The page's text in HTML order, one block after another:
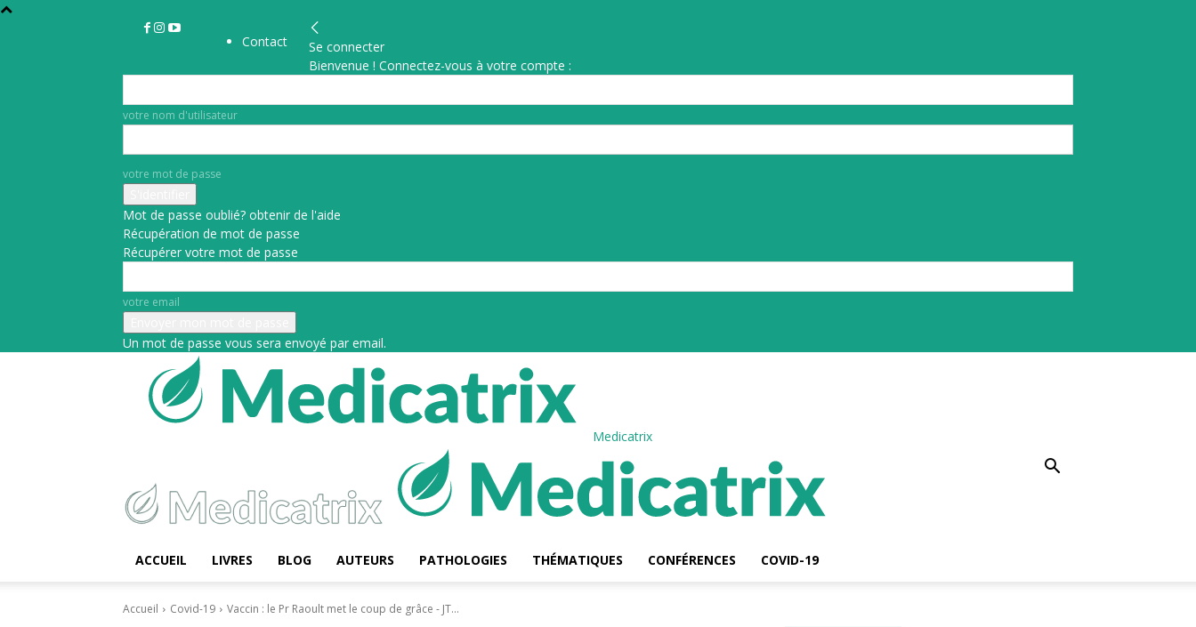
Contact
Se connecter
Bienvenue ! Connectez-vous à votre compte :
votre nom d'utilisateur
votre mot de passe
Mot de passe oublié? obtenir de l'aide
Récupération de mot de passe
Récupérer votre mot de passe
votre email
Un mot de passe vous sera envoyé par email.
Medicatrix
ACCUEIL LIVRES BLOG AUTEURS PATHOLOGIES THÉMATIQUES CONFÉRENCES COVID-19
Accueil Covid-19 Vaccin : le Pr Raoult met le coup de grâce - JT...